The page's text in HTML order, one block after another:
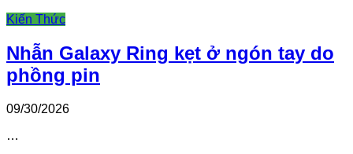
Kiến Thức
Nhẫn Galaxy Ring kẹt ở ngón tay do
phồng pin
09/30/2026
…